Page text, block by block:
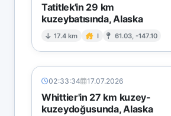
Tatitlek'in 29 km
kuzeybatısında, Alaska
17.4 km I 61.03, -147.10
02:33:34 17.07.2026
Whittier'in 27 km kuzey-
kuzeydoğusunda, Alaska